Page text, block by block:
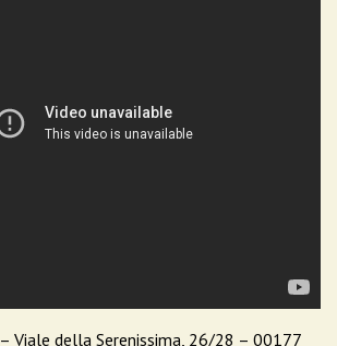
Viale della Serenissima, 26/28 – 00177